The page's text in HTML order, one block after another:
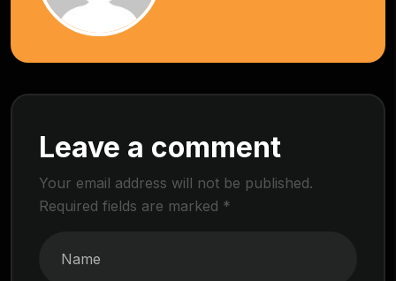
Leave a comment
Your email address will not be published.
Required fields are marked *